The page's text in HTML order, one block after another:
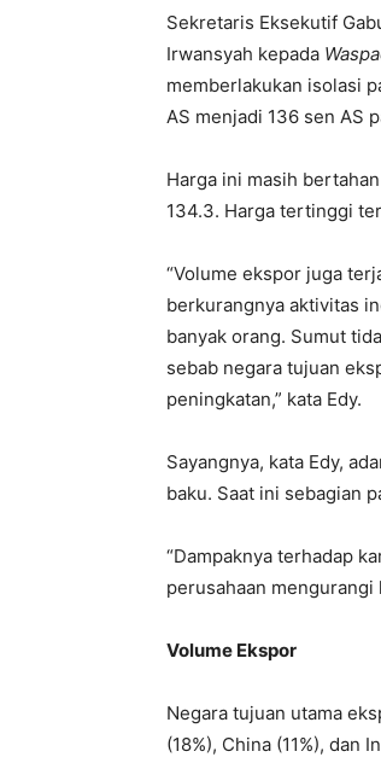
Sekretaris Eksekutif
Irwansyah kepada
memberlakukan isolasi
AS menjadi 136 sen AS
Harga ini masih
134.3. Harga tertinggi
“Volume ekspor juga
berkurangnya aktivitas
banyak orang. Sumut
sebab negara tujuan
peningkatan,” kata Edy.
Sayangnya, kata Edy,
baku. Saat ini sebagian
“Dampaknya terhadap
perusahaan mengurangi
Volume Ekspor
Negara tujuan utama
(18%), China (11%),